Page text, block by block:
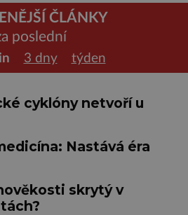
ČLÁNKY
poslední
3 dny týden
cyklóny netvoří u
Nastává éra
skrytý v